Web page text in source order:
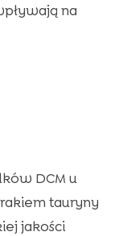
na
DCM u
tauryny
jakości